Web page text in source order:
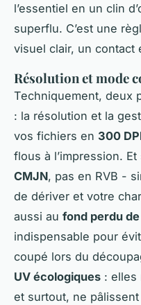
l’essentiel en un clin
superflu. C’est une
visuel clair, un contact
Résolution et mode
Techniquement, deux
: la résolution et la
vos fichiers en 300
flous à l’impression.
CMJN, pas en RVB -
de dériver et votre
aussi au fond perdu
indispensable pour
coupé lors du
UV écologiques : elles
et surtout, ne